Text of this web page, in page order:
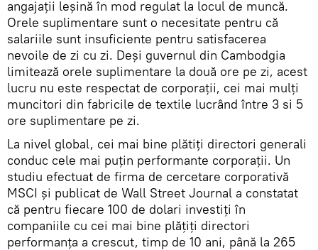
angajaţii leșină în mod regulat la locul de muncă.
Orele suplimentare sunt o necesitate pentru că
salariile sunt insuficiente pentru satisfacerea
nevoile de zi cu zi. Deşi guvernul din Cambodgia
limitează orele suplimentare la două ore pe zi, acest
lucru nu este respectat de corporaţii, cei mai mulți
muncitori din fabricile de textile lucrând între 3 si 5
ore suplimentare pe zi.
La nivel global, cei mai bine plătiţi directori generali
conduc cele mai puţin performante corporaţii. Un
studiu efectuat de firma de cercetare corporativă
MSCI şi publicat de Wall Street Journal a constatat
că pentru fiecare 100 de dolari investiţi în
companiile cu cei mai bine plăţiţi directori
performanţa a crescut, timp de 10 ani, până la 265